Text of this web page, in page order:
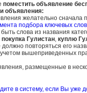
поместить объявление
объявления:
желательно
подбора ключевых
слова из названия
покупка Гулистан, куплю
повторяться его
вышеприведенных
размещенные в
в систему, если Вы уже